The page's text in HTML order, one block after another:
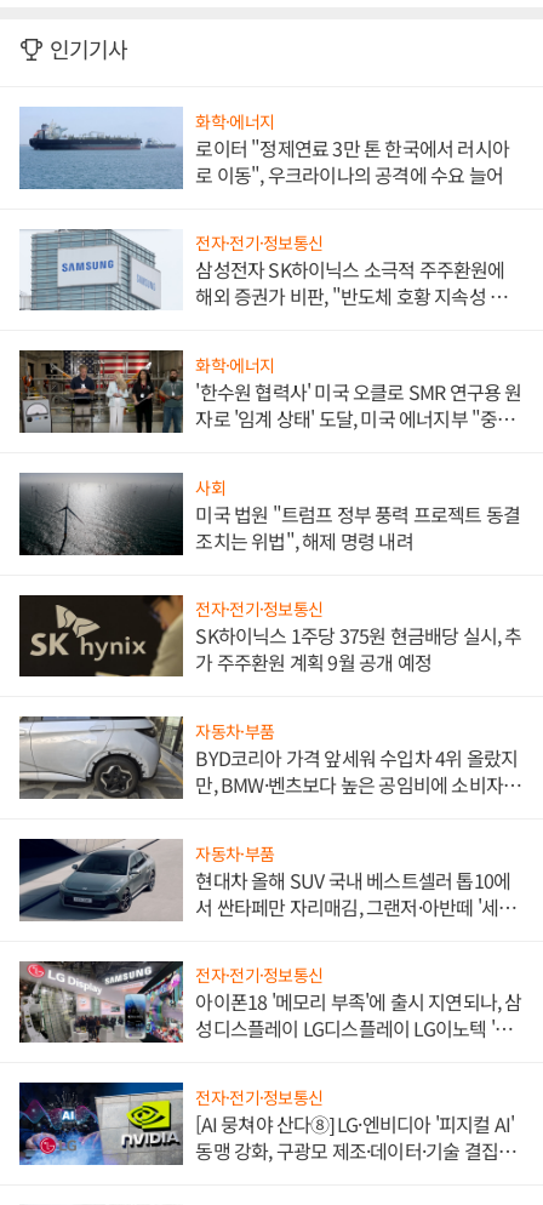
인기기사
화학·에너지
로이터 "정제연료 3만 톤 한국에서 러시아
로 이동", 우크라이나의 공격에 수요 늘어
전자·전기·정보통신
삼성전자 SK하이닉스 소극적 주주환원에
해외 증권가 비판, "반도체 호황 지속성 의
화학·에너지
'한수원 협력사' 미국 오클로 SMR 연구용 원
자로 '임계 상태' 도달, 미국 에너지부 "중요
사회
미국 법원 "트럼프 정부 풍력 프로젝트 동결
조치는 위법", 해제 명령 내려
전자·전기·정보통신
SK하이닉스 1주당 375원 현금배당 실시, 추
가 주주환원 계획 9월 공개 예정
자동차·부품
BYD코리아 가격 앞세워 수입차 4위 올랐지
만, BMW·벤츠보다 높은 공임비에 소비자
자동차·부품
현대차 올해 SUV 국내 베스트셀러 톱10에
서 싼타페만 자리매김, 그랜저·아반떼 '세단
전자·전기·정보통신
아이폰18 '메모리 부족'에 출시 지연되나, 삼
성디스플레이 LG디스플레이 LG이노텍 '탈
전자·전기·정보통신
[AI 뭉쳐야 산다⑧] LG·엔비디아 '피지컬 AI'
동맹 강화, 구광모 제조·데이터·기술 결집